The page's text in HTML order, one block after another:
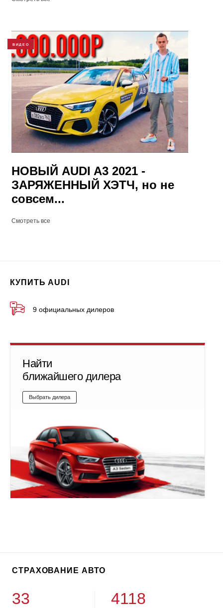
ВИДЕО
НОВЫЙ AUDI A3 2021 -
ЗАРЯЖЕННЫЙ ХЭТЧ, но не
совсем...
Смотреть все
КУПИТЬ AUDI
9 официальных дилеров
Найти
ближайшего дилера
Выбрать дилера
СТРАХОВАНИЕ АВТО
33 4118